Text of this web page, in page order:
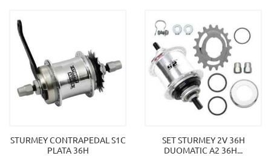
STURMEY CONTRAPEDAL S1C
PLATA 36H
SET STURMEY 2V 36H
DUOMATIC A2 36H...